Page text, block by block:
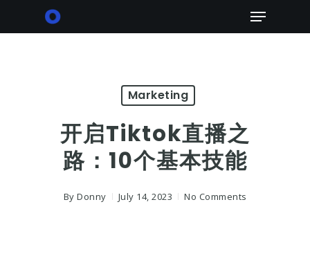
Menu
Marketing
开启Tiktok直播之
路：10个基本技能
By Donny July 14, 2023 No Comments